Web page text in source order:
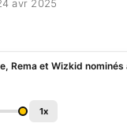
avr 2025
Rema et Wizkid
1x